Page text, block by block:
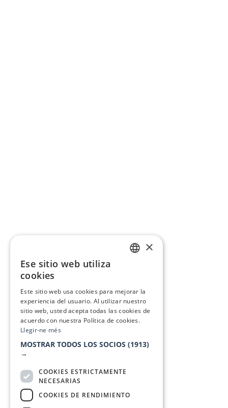
×
Ese sitio web utiliza
cookies
Este sitio web usa cookies para mejorar la
experiencia del usuario. Al utilizar nuestro
sitio web, usted acepta todas las cookies de
acuerdo con nuestra Política de cookies.
Llegir-ne més
MOSTRAR TODOS LOS SOCIOS (1913)
→
COOKIES ESTRICTAMENTE
NECESARIAS
COOKIES DE RENDIMIENTO